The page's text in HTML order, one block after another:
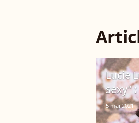
Lucie
sexy"
5 mai 2021